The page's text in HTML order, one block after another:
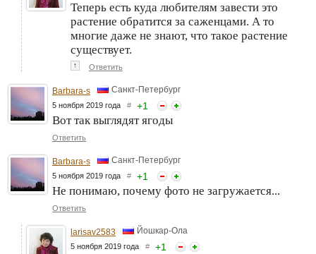
Теперь есть куда любителям завести это
растение обратится за саженцами. А то
многие даже не знают, что такое растение
существует.
↑ Ответить
Barbara-s Санкт-Петербург
5 ноября 2019 года # +1
Вот так выглядят ягоды
Ответить
Barbara-s Санкт-Петербург
5 ноября 2019 года # +1
Не понимаю, почему фото не загружается...
Ответить
larisav2583 Йошкар-Ола
5 ноября 2019 года # +1